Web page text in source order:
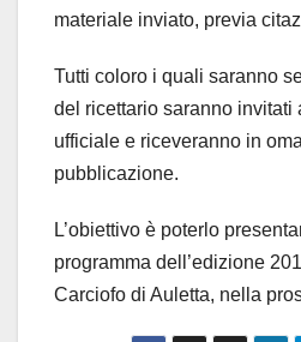
materiale inviato, previa
Tutti coloro i quali saranno
del ricettario saranno invitati
ufficiale e riceveranno in
pubblicazione.
L’obiettivo è poterlo
programma dell’edizione
Carciofo di Auletta, nella